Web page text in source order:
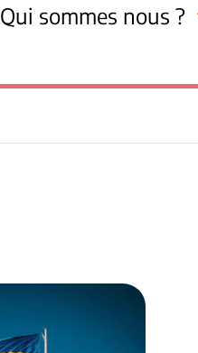
Qui sommes nous ?